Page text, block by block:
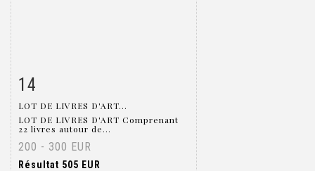
Fiche détaillée
14
LOT DE LIVRES D'ART...
LOT DE LIVRES D'ART Comprenant
22 livres autour de...
200 - 300 EUR
Résultat 505 EUR